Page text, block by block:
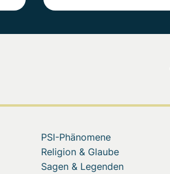
PSI-Phänomene
Religion & Glaube
Sagen & Legenden